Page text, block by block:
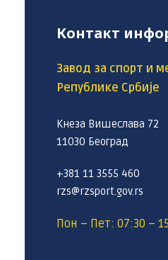
Контакт
Завод за спорт и
Републике Србије
Кнеза Вишеслава 72
11030 Београд
+381 11 3555 460
rzs@rzsport.gov.rs
Пон – Пет: 07:30 –